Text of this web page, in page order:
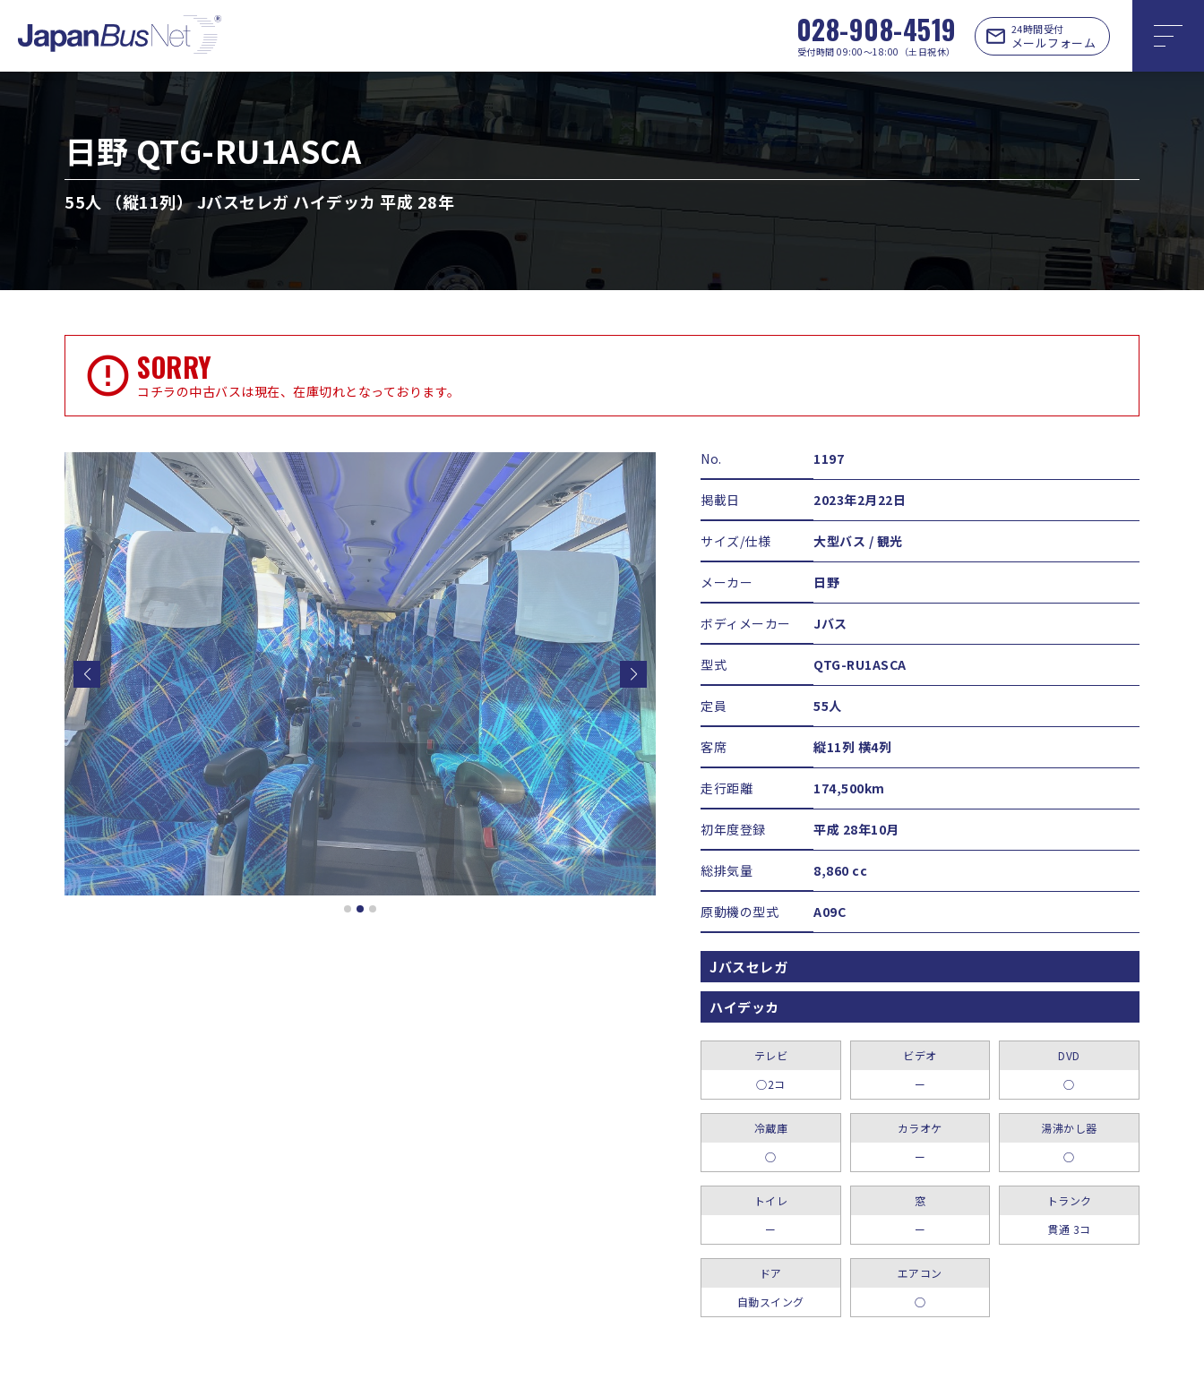
028-908-4519
受付時間 09:00〜18:00（土日祝休）
24時間受付
メールフォーム
日野 QTG-RU1ASCA
55人 （縦11列） Jバスセレガ ハイデッカ 平成 28年
SORRY
コチラの中古バスは現在、在庫切れとなっております。
No. 1197
掲載日 2023年2月22日
サイズ/仕様 大型バス / 観光
メーカー 日野
ボディメーカー Jバス
型式 QTG-RU1ASCA
定員 55人
客席 縦11列 横4列
走行距離 174,500km
初年度登録 平成 28年10月
総排気量 8,860 cc
原動機の型式 A09C
Jバスセレガ
ハイデッカ
テレビ
○2コ
ビデオ
ー
DVD
○
冷蔵庫
○
カラオケ
ー
湯沸かし器
○
トイレ
ー
窓
ー
トランク
貫通 3コ
ドア
自動スイング
エアコン
○